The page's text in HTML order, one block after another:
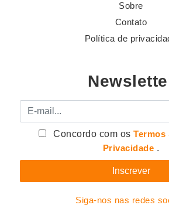
Sobre
Contato
Política de
E-mail
Concordo com osTermos
Privacidade .
Siga-nos nas redes